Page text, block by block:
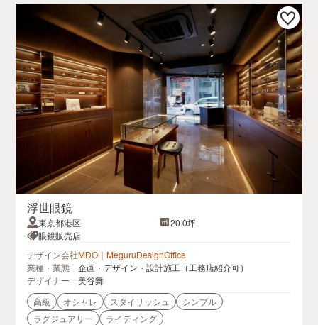
浮世眼鏡
東京都港区
20.0坪
眼鏡販売店
デザイン会社MDO｜MeguruDesignOffice
業種・業態
企画・デザイン・設計施工（工務店紹介可）
デザイナー
美谷舞
高級
オシャレ スタイリッシュ
シンプル
ラグジュアリー
ライティング